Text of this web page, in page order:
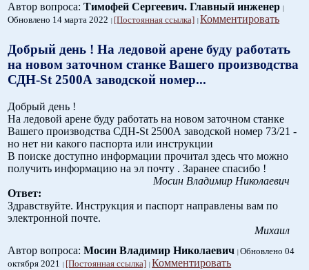
Автор вопроса:Тимофей Сергеевич. Главный инженер
Обновлено 14 марта 2022 [Постоянная ссылка] Комментировать
Добрый день ! На ледовой арене буду работать
на новом заточном станке Вашего производства
СДН-St 2500А заводской номер...
Добрый день !
На ледовой арене буду работать на новом заточном станке
Вашего производства СДН-St 2500А заводской номер 73/21 -
но нет ни какого паспорта или инструкции
В поиске доступно информации прочитал здесь что можно
получить информацию на эл почту . Заранее спасибо !
Мосин Владимир Николаевич
Ответ:
Здравствуйте. Инструкция и паспорт направлены вам по
электронной почте.
Михаил
Автор вопроса:Мосин Владимир Николаевич Обновлено 04
октября 2021
[Постоянная ссылка] Комментировать